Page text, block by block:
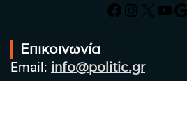
Facebook
X
Επικοινωνία
Email: info@politic.gr
Τηλ: